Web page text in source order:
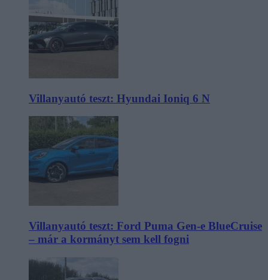
Villanyautó teszt: Hyundai Ioniq 6 N
Villanyautó teszt: Ford Puma Gen-e BlueCruise
– már a kormányt sem kell fogni